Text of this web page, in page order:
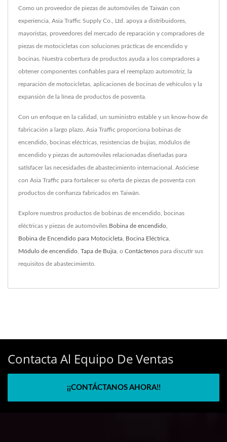
Como un proveedor de piezas de automóviles de Taiwán con
experiencia, Asia Traffic Supply Co., Ltd. apoya a distribuidores,
mayoristas, proveedores del mercado de reparación y compradores de
piezas de motocicletas con soluciones prácticas de encendido y
bocinas. Nuestra cobertura de productos ayuda a los compradores a
obtener componentes confiables para el reemplazo automotriz, la
reparación de motocicletas, aplicaciones de bocinas de vehículos y la
expansión de la línea de productos de posventa.
Con un enfoque en la calidad, un suministro estable y un know-how de
fabricación a largo plazo, Asia Traffic proporciona bobinas de
encendido, bocinas eléctricas, resistencias de bujías, módulos de
encendido y piezas de automóviles relacionadas diseñadas para
satisfacer las necesidades de abastecimiento internacional. Asóciese
con Asia Traffic para fortalecer su oferta de piezas de posventa con
productos de confianza fabricados en Taiwán.
Explore nuestros productos de bobinas de encendido, bocinas
eléctricas y piezas de automóviles Bobina de encendido
Bobina de Encendido para Motocicleta Bocina Eléctrica
Módulo de encendido Tapa de Bujía , o Contáctenos para discutir sus
requisitos de abastecimiento.
Contacta Al Equipo De Ventas
¡¡CONTÁCTANOS AHORA!!